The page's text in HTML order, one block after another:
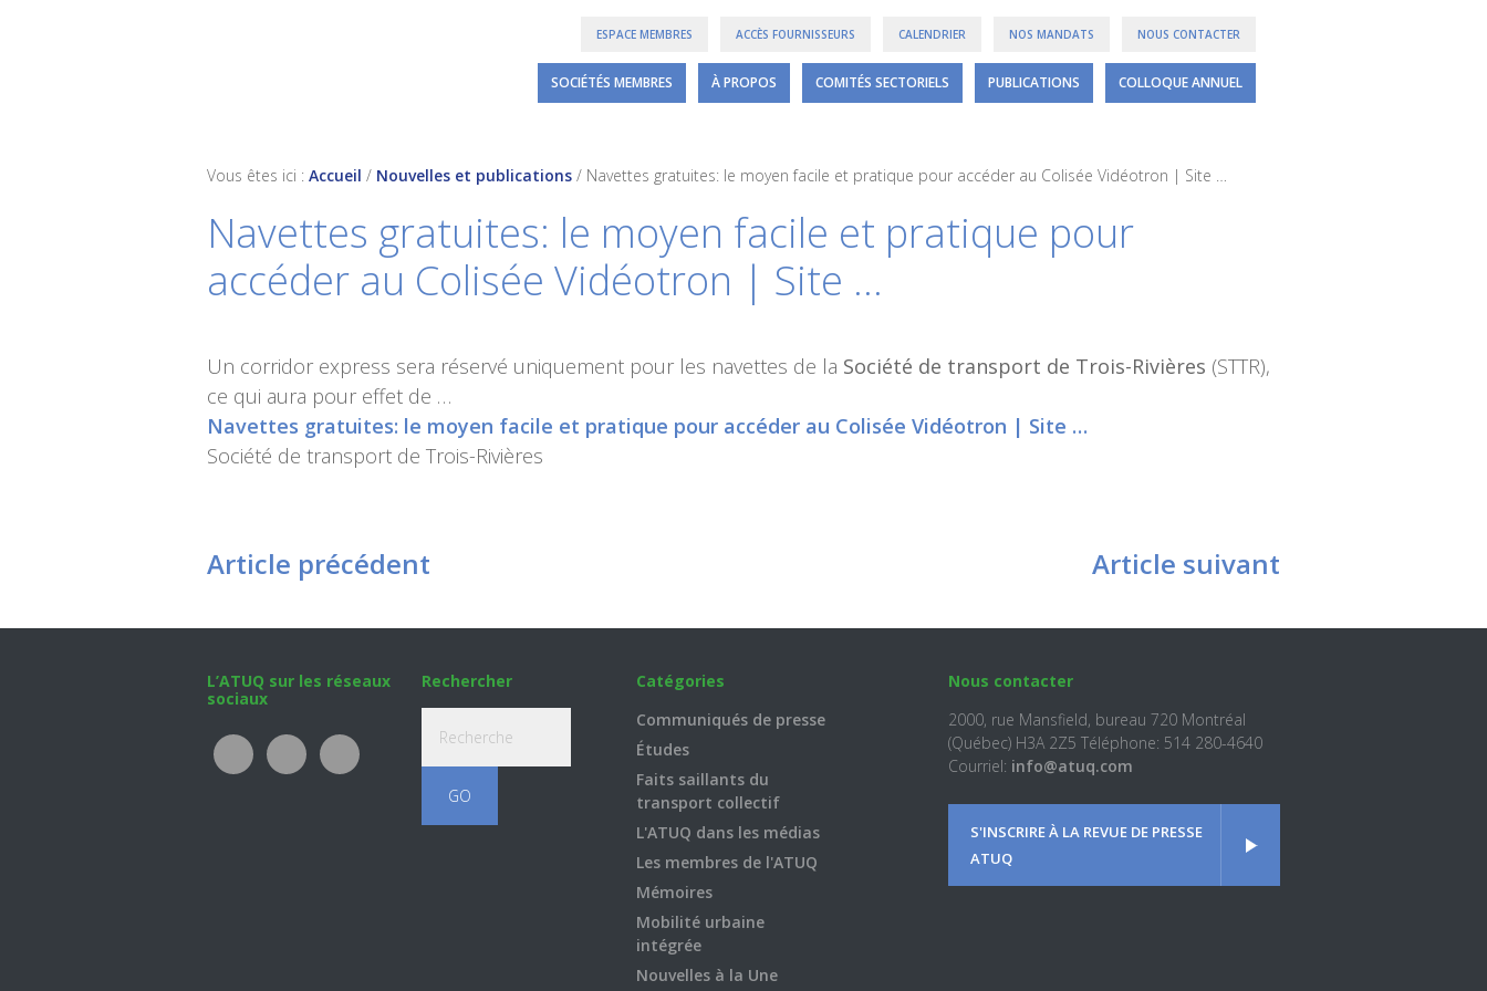
ESPACE MEMBRES ACCÈS FOURNISSEURS CALENDRIER NOS MANDATS NOUS CONTACTER
SOCIÉTÉS MEMBRES À PROPOS COMITÉS SECTORIELS PUBLICATIONS COLLOQUE ANNUEL
Vous êtes ici : Accueil / Nouvelles et publications / Navettes gratuites: le moyen facile et pratique pour accéder au Colisée Vidéotron | Site …
Navettes gratuites: le moyen facile et pratique pour
accéder au Colisée Vidéotron | Site …
Un corridor express sera réservé uniquement pour les navettes de la Société de transport de Trois-Rivières (STTR),
ce qui aura pour effet de …
Navettes gratuites: le moyen facile et pratique pour accéder au Colisée Vidéotron | Site …
Société de transport de Trois-Rivières
Article précédent Article suivant
L’ATUQ sur les réseaux
sociaux
Rechercher
Catégories
Communiqués de presse
Études
Faits saillants du
transport collectif
L'ATUQ dans les médias
Les membres de l'ATUQ
Mémoires
Mobilité urbaine
intégrée
Nouvelles à la Une
Nous contacter
2000, rue Mansfield, bureau 720 Montréal
(Québec) H3A 2Z5 Téléphone: 514 280-4640
Courriel: info@atuq.com
S'INSCRIRE À LA REVUE DE PRESSE
ATUQ